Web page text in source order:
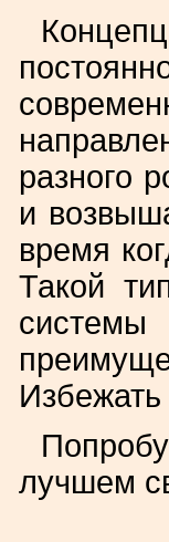
разного
и
время
Такой
Избежать
лучшем